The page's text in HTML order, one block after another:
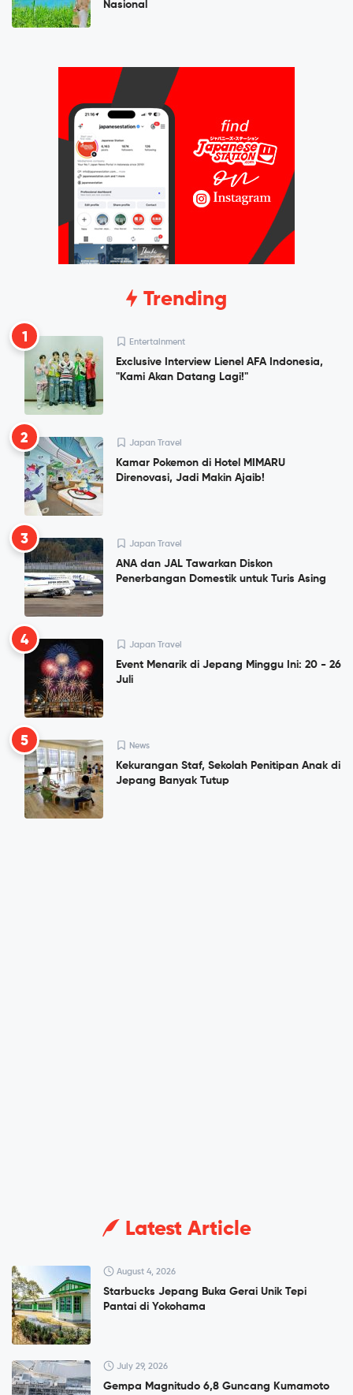
Nasional
Trending
1 Entertainment
Exclusive Interview Lienel AFA Indonesia,
"Kami Akan Datang Lagi!"
2 Japan Travel
Kamar Pokemon di Hotel MIMARU
Direnovasi, Jadi Makin Ajaib!
3 Japan Travel
ANA dan JAL Tawarkan Diskon
Penerbangan Domestik untuk Turis Asing
4 Japan Travel
Event Menarik di Jepang Minggu Ini: 20 - 26
Juli
5 News
Kekurangan Staf, Sekolah Penitipan Anak di
Jepang Banyak Tutup
Latest Article
August 4, 2026
Starbucks Jepang Buka Gerai Unik Tepi
Pantai di Yokohama
July 29, 2026
Gempa Magnitudo 6,8 Guncang Kumamoto